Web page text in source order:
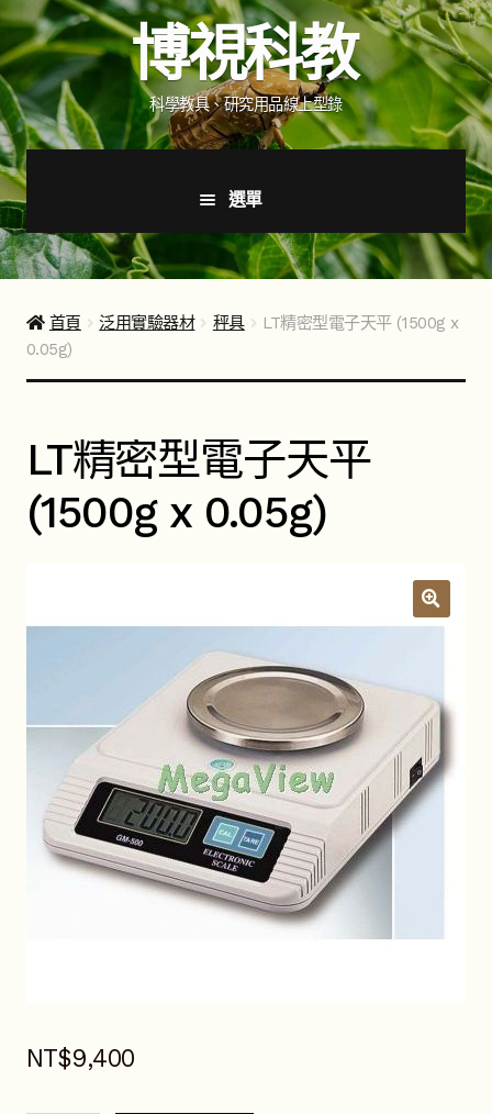
跳
至
導
覽
列
跳
至
主
要
內
容
博視科教
科學教具、研究用品線上型錄
選單
首頁
新品上市
聯絡我們
展
開
單
詢價車
首頁 泛用實驗器材 秤具
LT精密型電子天平 (1500g x
0.05g)
LT精密型電子天平
(1500g x 0.05g)
NT$9,400